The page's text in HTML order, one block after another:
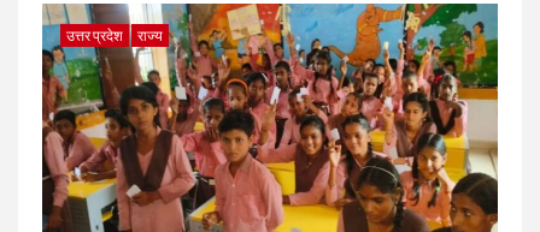
उत्तर प्रदेश राज्य